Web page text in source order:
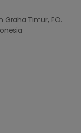
Graha Timur, PO.